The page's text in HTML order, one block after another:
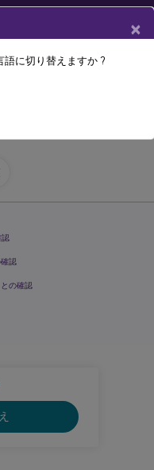
2503
続の確認
認
認
の確認
×
に切り替えますか ?